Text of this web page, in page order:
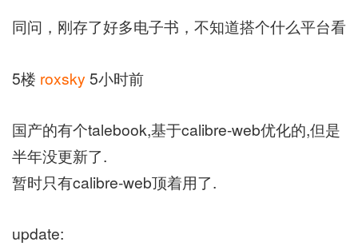
同问，刚存了好多电子书，不知道搭个什么平台看
5楼 roxsky 5小时前
国产的有个talebook,基于calibre-web优化的,但是
半年没更新了.
暂时只有calibre-web顶着用了.
update: